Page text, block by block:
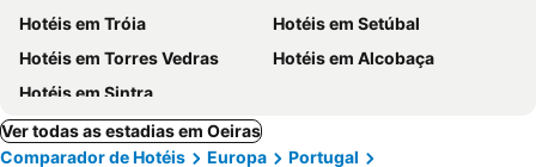
Hotéis em Tróia
Hotéis em Setúbal
Hotéis em Torres Vedras
Hotéis em Alcobaça
Hotéis em Sintra
Ver todas as estadias em Oeiras
Comparador de Hotéis
Europa
Portugal